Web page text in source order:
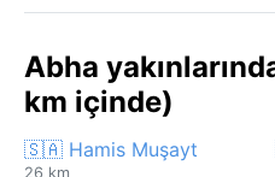
Abha
km içinde)
🇸🇦 Hamis Muşayt
26 km